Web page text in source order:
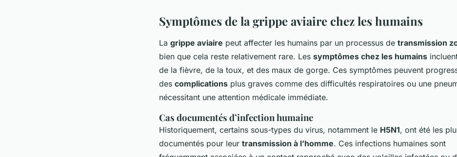
Symptômes de la grippe aviaire chez les humains
La grippe aviaire peut affecter les humains par un processus de transmission
bien que cela reste relativement rare. Les symptômes chez les humains
de la fièvre, de la toux, et des maux de gorge. Ces symptômes peuvent
des complications plus graves comme des difficultés respiratoires ou une
nécessitant une attention médicale immédiate.
Cas documentés d’infection humaine
Historiquement, certains sous-types du virus, notamment le H5N1, ont été les
documentés pour leur transmission à l’homme. Ces infections humaines sont